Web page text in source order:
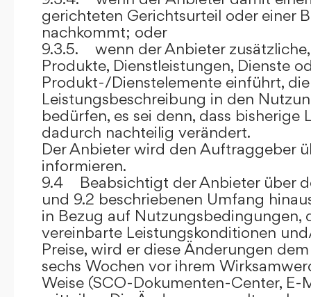
gerichteten Gerichtsurteil oder einer
nachkommt; oder
9.3.5. wenn der Anbieter
Produkte, Dienstleistungen, Dienste
Produkt-/Dienstelemente einführt,
Leistungsbeschreibung in den
bedürfen, es sei denn, dass bisherige
dadurch nachteilig verändert.
Der Anbieter wird den Auftraggeber
informieren.
9.4 Beabsichtigt der Anbieter über
und 9.2 beschriebenen Umfang
in Bezug auf Nutzungsbedingungen,
vereinbarte Leistungskonditionen
Preise, wird er diese Änderungen
sechs Wochen vor ihrem
Weise (SCO-Dokumenten-Center, E-